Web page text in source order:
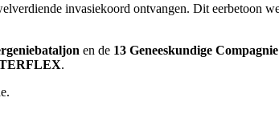
invasiekoord ontvangen. Dit eerbetoon
en de 13 Geneeskundige Compagnie
.